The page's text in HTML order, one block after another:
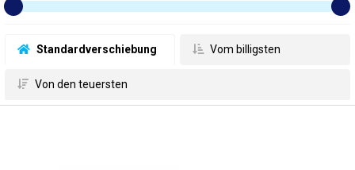
Standardverschiebung Vom billigsten
Von den teuersten